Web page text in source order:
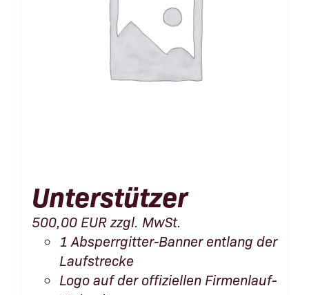
Unterstützer
500,00 EURzzgl. MwSt.
1 Absperrgitter-Banner entlang der
Laufstrecke
Logo auf der offiziellen Firmenlauf-